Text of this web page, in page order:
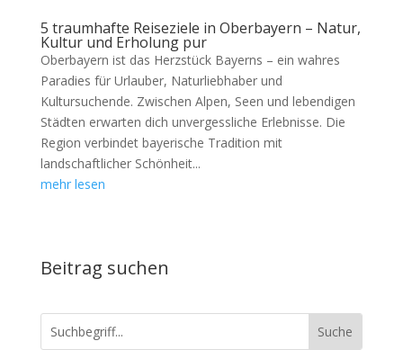
5 traumhafte Reiseziele in Oberbayern – Natur,
Kultur und Erholung pur
Oberbayern ist das Herzstück Bayerns – ein wahres
Paradies für Urlauber, Naturliebhaber und
Kultursuchende. Zwischen Alpen, Seen und lebendigen
Städten erwarten dich unvergessliche Erlebnisse. Die
Region verbindet bayerische Tradition mit
landschaftlicher Schönheit...
mehr lesen
Beitrag suchen